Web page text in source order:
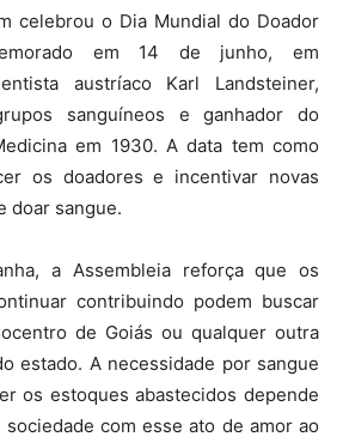
celebrou o Dia Mundial do Doador
em 14 de junho, em
austríaco Karl Landsteiner,
sanguíneos e ganhador do
em 1930. A data tem como
os doadores e incentivar novas
doar sangue.
a Assembleia reforça que os
contribuindo podem buscar
de Goiás ou qualquer outra
estado. A necessidade por sangue
os estoques abastecidos depende
com esse ato de amor ao